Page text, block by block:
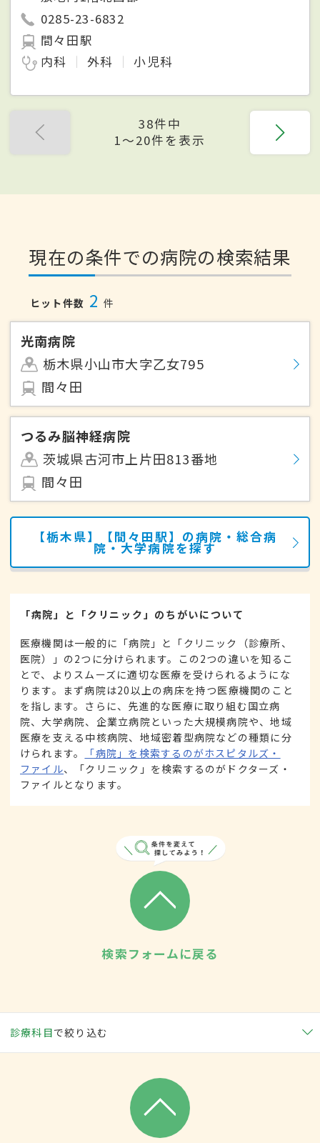
0285-23-6832
間々田駅
内科
外科 小児科
38件中
1〜20件を表示
現在の条件での病院の検索結果
ヒット件数 2 件
光南病院
栃木県小山市大字乙女795
間々田
つるみ脳神経病院
茨城県古河市上片田813番地
間々田
【栃木県】【間々田駅】の病院・総合病
院・大学病院を探す
「病院」と「クリニック」のちがいについて
医療機関は一般的に「病院」と「クリニック（診療所、
医院）」の2つに分けられます。この2つの違いを知るこ
とで、よりスムーズに適切な医療を受けられるようにな
ります。まず病院は20以上の病床を持つ医療機関のこと
を指します。さらに、先進的な医療に取り組む国立病
院、大学病院、企業立病院といった大規模病院や、地域
医療を支える中核病院、地域密着型病院などの種類に分
けられます。
「病院」を検索するのがホスピタルズ・
ファイル、「クリニック」を検索するのがドクターズ・
ファイルとなります。
検索フォームに戻る
診療科目で絞り込む